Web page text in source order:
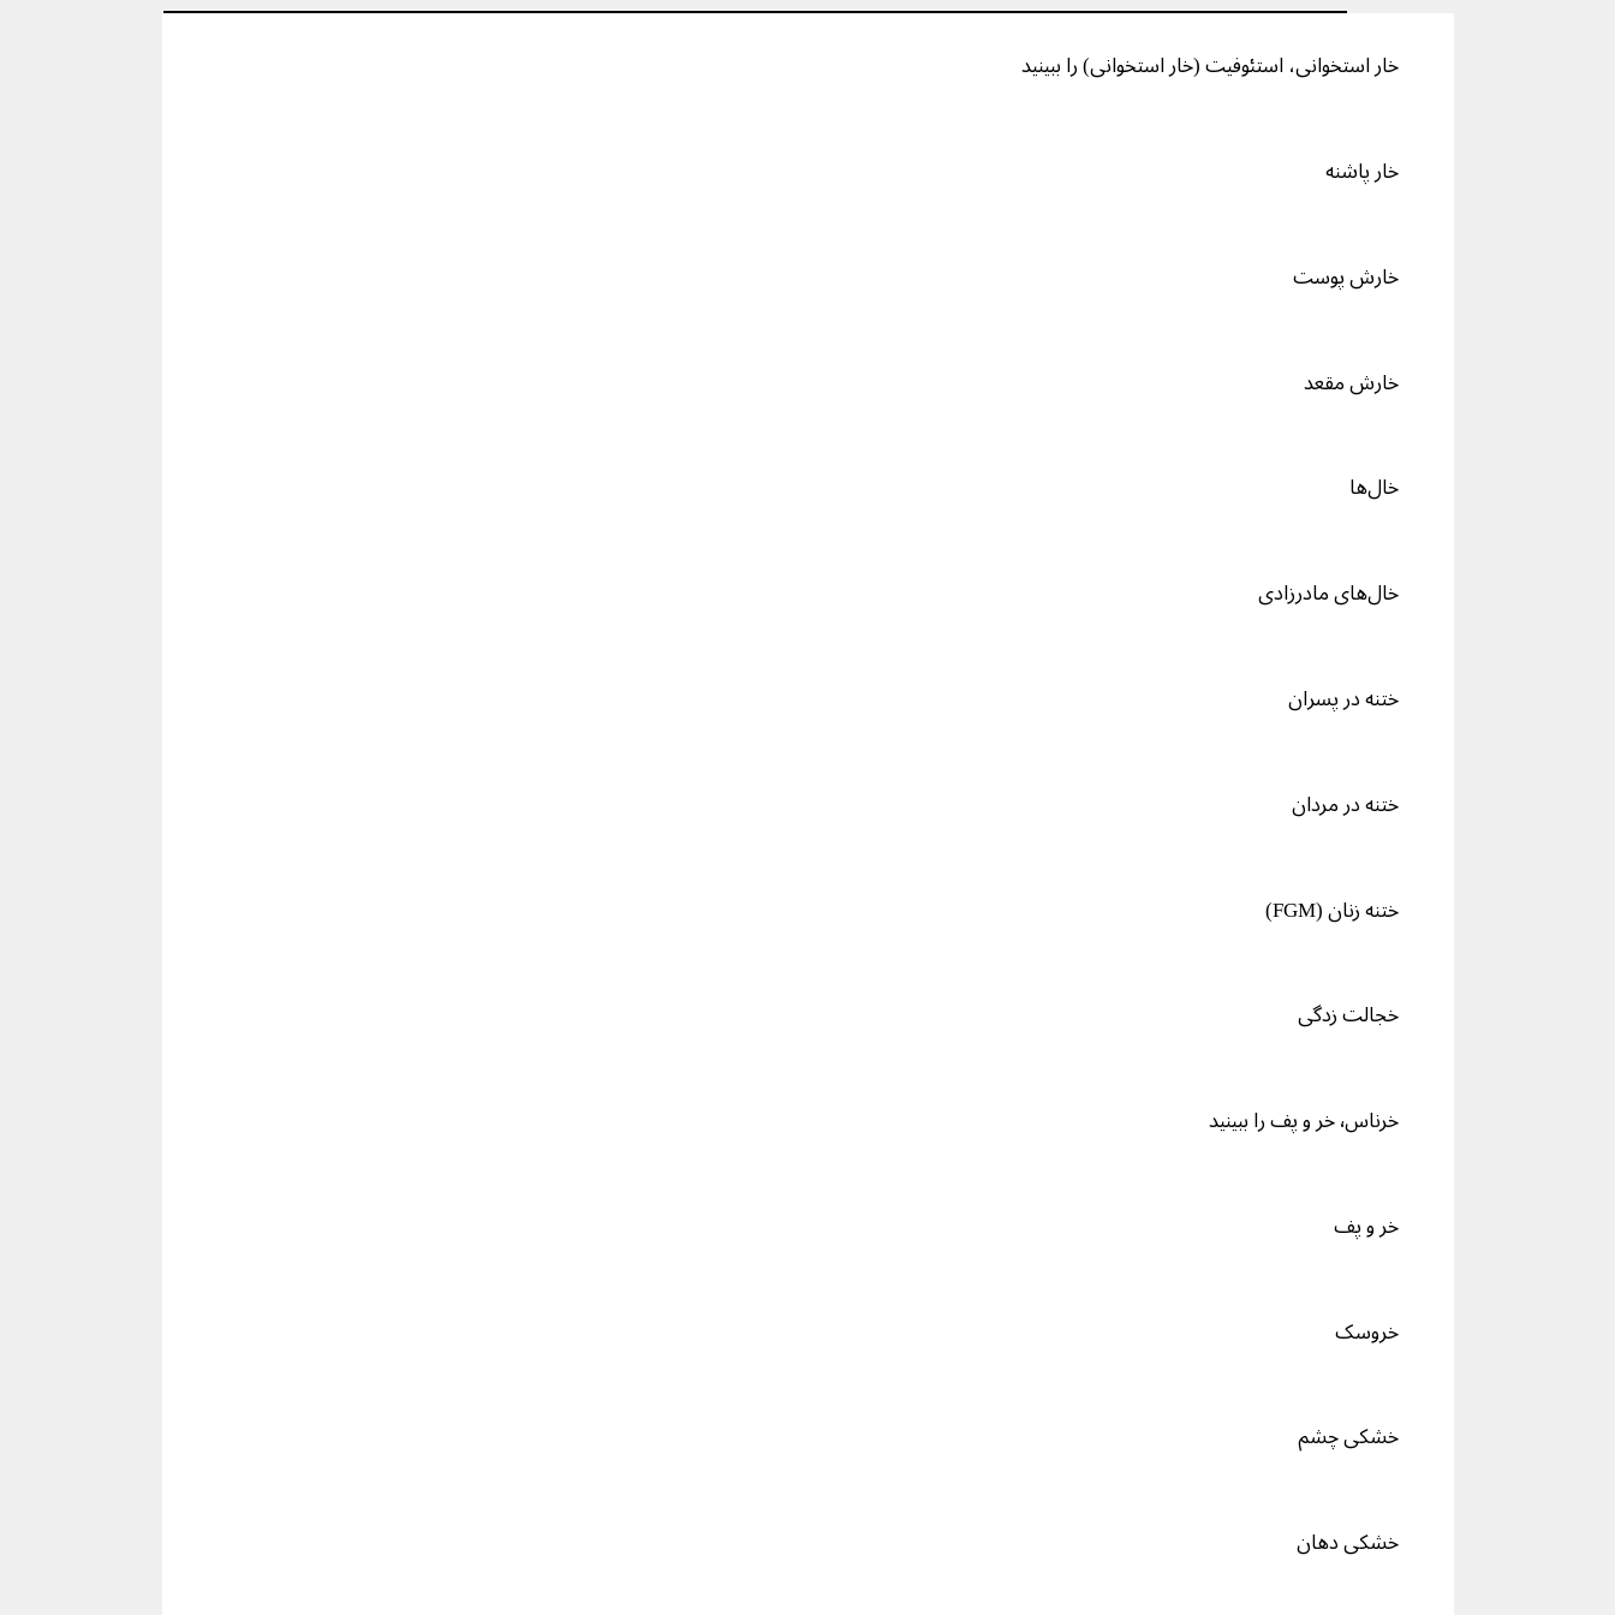
خار استخوانی، استئوفیت (خار استخوانی) را ببینید
خار پاشنه
خارش پوست
خارش مقعد
خال‌ها
خال‌های مادرزادی
ختنه در پسران
ختنه در مردان
ختنه زنان (FGM)
خجالت زدگی
خرناس٬ خر و پف را ببینید
خر و پف
خروسک
خشکی چشم
خشکی دهان